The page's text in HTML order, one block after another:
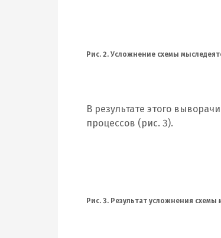
Рис. 2. Усложнение схемы
В результате этого
процессов (рис. 3).
Рис. 3. Результат усложнения схемы